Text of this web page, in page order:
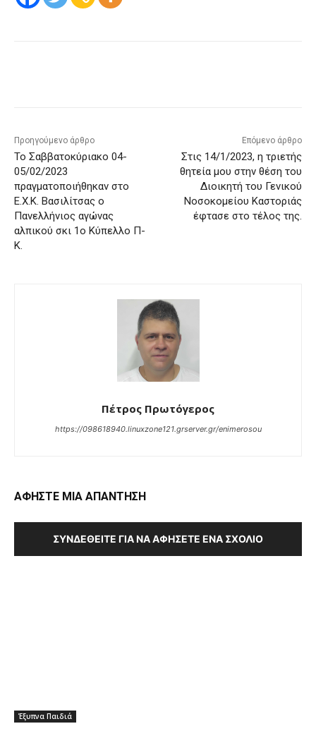
Προηγούμενο άρθρο
Το Σαββατοκύριακο 04-
05/02/2023
πραγματοποιήθηκαν στο
Ε.Χ.Κ. Βασιλίτσας ο
Πανελλήνιος αγώνας
αλπικού σκι 1ο Κύπελλο Π-
Κ.
Επόμενο άρθρο
Στις 14/1/2023, η τριετής
θητεία μου στην θέση του
Διοικητή του Γενικού
Νοσοκομείου Καστοριάς
έφτασε στο τέλος της.
Πέτρος Πρωτόγερος
https://098618940.linuxzone121.grserver.gr/enimerosou
ΑΦΗΣΤΕ ΜΙΑ ΑΠΑΝΤΗΣΗ
ΣΥΝΔΕΘΕΊΤΕ ΓΙΑ ΝΑ ΑΦΉΣΕΤΕ ΈΝΑ ΣΧΌΛΙΟ
Έξυπνα Παιδιά